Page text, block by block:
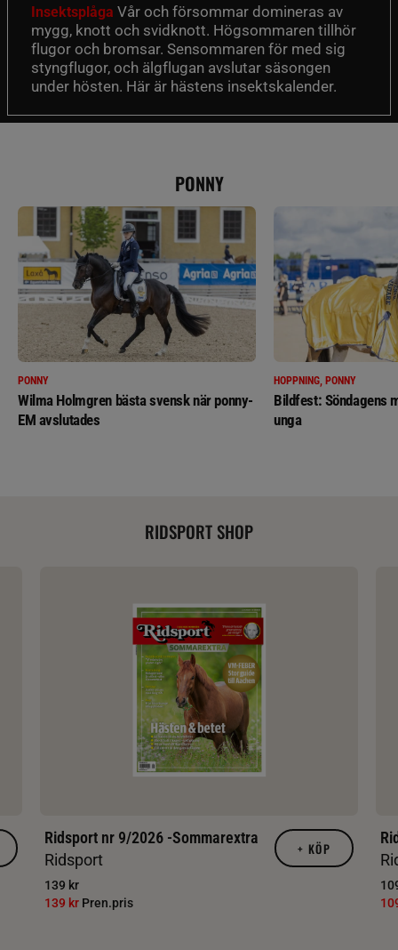
Insektsplåga Vår och försommar domineras av
mygg, knott och svidknott. Högsommaren tillhör
flugor och bromsar. Sensommaren för med sig
styngflugor, och älgflugan avslutar säsongen
under hösten. Här är hästens insektskalender.
PONNY
PONNY
Wilma Holmgren bästa svensk när ponny-
EM avslutades
HOPPNING, PONNY
Bildfest: Söndagens
unga
RIDSPORT SHOP
Ridsport nr 9/2026 -Sommarextra
Ridsport
139 kr
139 kr Pren.pris
+ KÖP